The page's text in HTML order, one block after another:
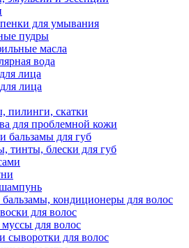
для умывания
пудры
масла
вода
лица
лица
пилинги, скатки
для проблемной кожи
бальзамы для губ
тинты, блески для губ
кондиционеры для волос
для волос
для волос
сыворотки для волос